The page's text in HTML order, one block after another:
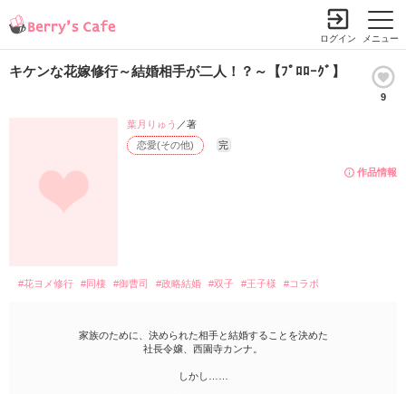
メニュー
ログイン
キケンな花嫁修行～結婚相手が二人！？～【ﾌﾟﾛﾛｰｸﾞ】
9
作品情報
恋愛(その他) 完
葉月りゅう ／著
#花ヨメ修行 #同棲 #御曹司 #政略結婚 #双子 #王子様 #コラボ
家族のために、決められた相手と結婚することを決めた
社長令嬢、西園寺カンナ。
しかし……